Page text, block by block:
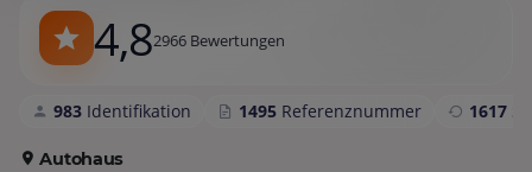
4,82966 Bewertungen
983 Identifikation 1495 Referenznummer 1617
Autohaus